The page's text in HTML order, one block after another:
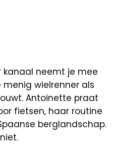
kanaal neemt je mee
menig wielrenner als
Antoinette praat
fietsen, haar routine
berglandschap.